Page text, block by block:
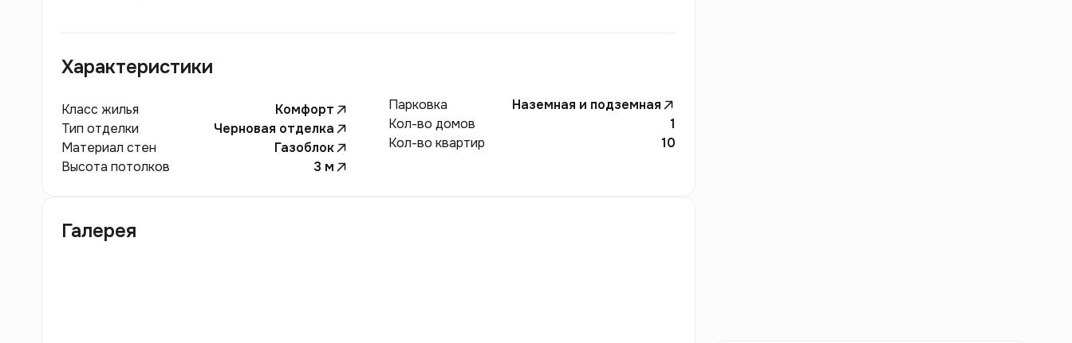
Характеристики
Класс жилья
Комфорт
Тип отделки
Черновая отделка
Материал стен
Газоблок
Высота потолков
3 м
Парковка
Наземная и подземная
Кол-во домов
1
Кол-во квартир
10
Галерея